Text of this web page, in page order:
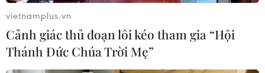
quản trị tốt nhằm nâng cao năng lực của khu
vực công./.
‘Chìa khóa’ an toàn trong
vietnamplus.vn
Cảnh giác thủ đoạn lôi kéo tham gia “Hội
Thánh Đức Chúa Trời Mẹ”